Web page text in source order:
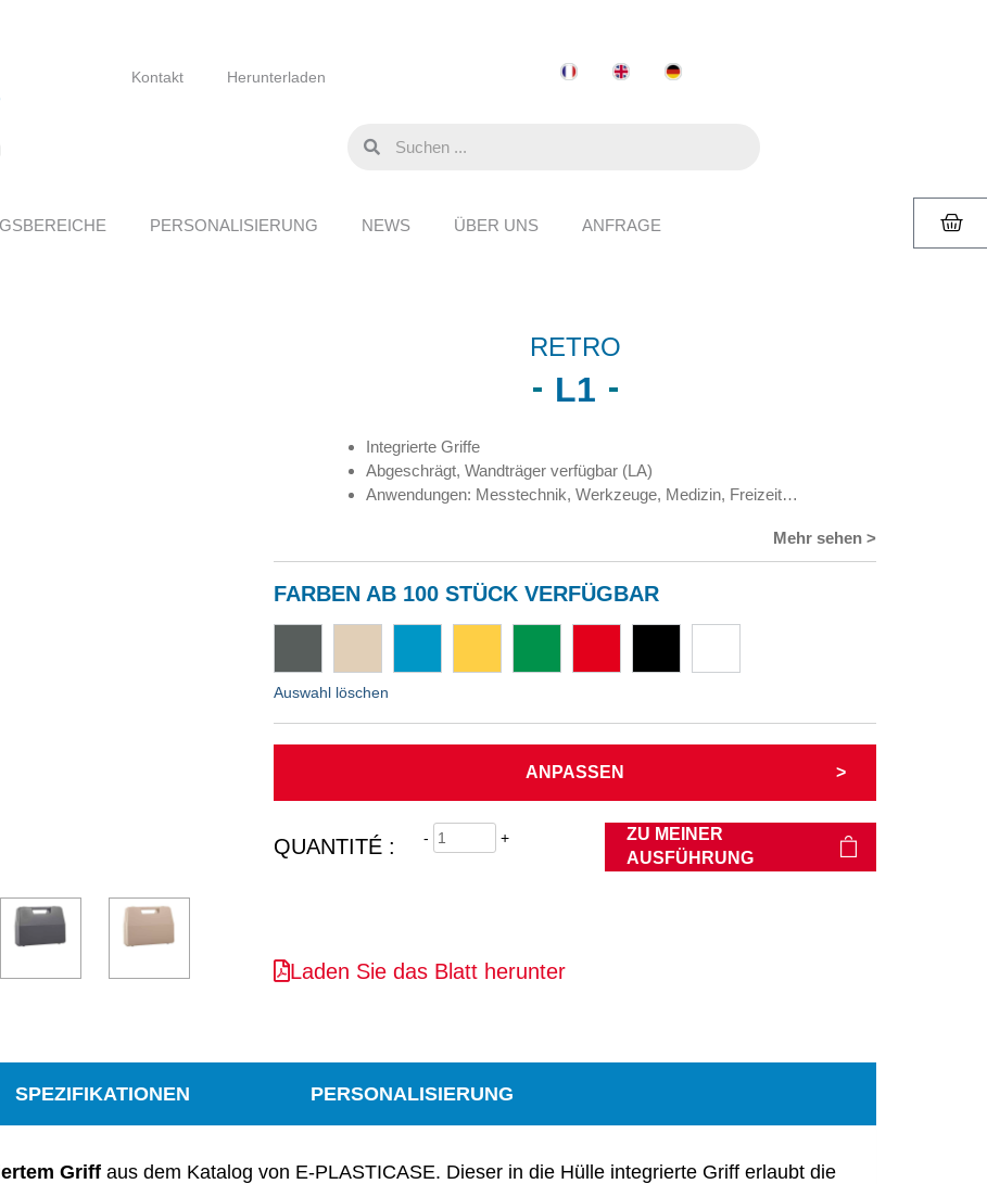
Kontakt Herunterladen
PERSONALISIERUNG NEWS ÜBER UNS ANFRAGE
RETRO
L1
Integrierte Griffe
Abgeschrägt, Wandträger verfügbar (LA)
Anwendungen: Messtechnik, Werkzeuge, Medizin, Freizeit…
Mehr sehen >
FARBEN AB 100 STÜCK VERFÜGBAR
Auswahl löschen
ANPASSEN
QUANTITÉ : - +
ZU MEINER
AUSFÜHRUNG
Laden Sie das Blatt herunter
SPEZIFIKATIONEN PERSONALISIERUNG
Griff aus dem Katalog von E-PLASTICASE. Dieser in die Hülle integrierte Griff erlaubt die